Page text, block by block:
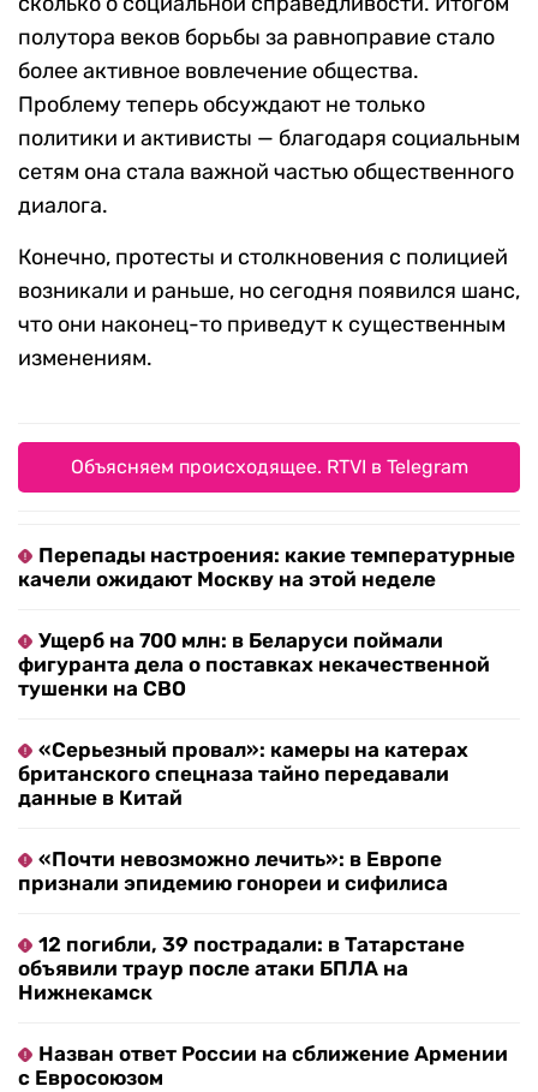
полутора веков борьбы за равноправие стало
более активное вовлечение общества.
Проблему теперь обсуждают не только
политики и активисты — благодаря социальным
сетям она стала важной частью общественного
диалога.
Конечно, протесты и столкновения с полицией
возникали и раньше, но сегодня появился шанс,
что они наконец-то приведут к существенным
изменениям.
Объясняем происходящее. RTVI в Telegram
Перепады настроения: какие температурные
качели ожидают Москву на этой неделе
Ущерб на 700 млн: в Беларуси поймали
фигуранта дела о поставках некачественной
тушенки на СВО
«Серьезный провал»: камеры на катерах
британского спецназа тайно передавали
данные в Китай
«Почти невозможно лечить»: в Европе
признали эпидемию гонореи и сифилиса
12 погибли, 39 пострадали: в Татарстане
объявили траур после атаки БПЛА на
Нижнекамск
Назван ответ России на сближение Армении
с Евросоюзом